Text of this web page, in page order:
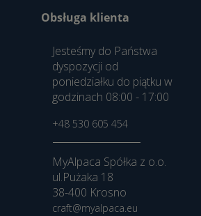
Obsługa klienta
Jesteśmy do Państwa
dyspozycji od
poniedziałku do piątku w
godzinach 08:00 - 17:00
+48 530 605 454
MyAlpaca Spółka z o.o.
ul.Pużaka 18
38-400 Krosno
craft@myalpaca.eu